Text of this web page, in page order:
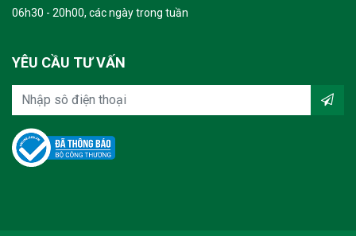
06h30 - 20h00, các ngày trong tuần
YÊU CẦU TƯ VẤN